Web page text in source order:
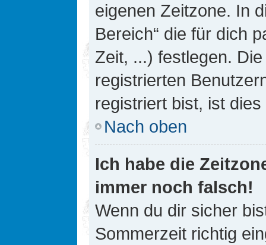
eigenen Zeitzone. In
Bereich“ die für dich
Zeit, ...) festlegen.
registrierten
registriert bist, ist
Nach oben
Ich habe die
immer noch falsch!
Wenn du dir sicher
Sommerzeit richtig